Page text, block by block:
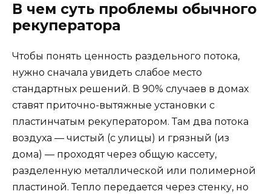
В чем суть проблемы обычного
рекуператора
Чтобы понять ценность раздельного потока,
нужно сначала увидеть слабое место
стандартных решений. В 90% случаев в домах
ставят приточно-вытяжные установки с
пластинчатым рекуператором. Там два потока
воздуха — чистый (с улицы) и грязный (из
дома) — проходят через общую кассету,
разделенную металлической или полимерной
пластиной. Тепло передается через стенку, но